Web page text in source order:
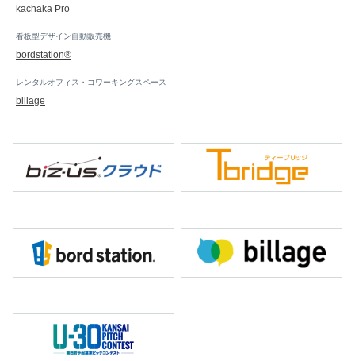
kachaka Pro
看板型デザイン自動販売機
bordstation®
レンタルオフィス・コワーキングスペース
billage